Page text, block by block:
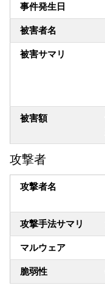
事件発生日
被害者名
被害サマリ
被害額
攻撃者
攻撃者名
攻撃手法サマリ
マルウェア
脆弱性